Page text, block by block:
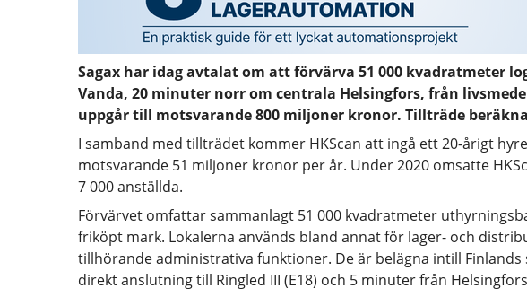
Sagax har idag avtalat om att förvärva 51 000 kvadratmeter
Vanda, 20 minuter norr om centrala Helsingfors, från
uppgår till motsvarande 800 miljoner kronor. Tillträde
I samband med tillträdet kommer HKScan att ingå ett 20-årigt
motsvarande 51 miljoner kronor per år. Under 2020 omsatte
7 000 anställda.
Förvärvet omfattar sammanlagt 51 000 kvadratmeter
friköpt mark. Lokalerna används bland annat för lager- och
tillhörande administrativa funktioner. De är belägna intill Finlands
direkt anslutning till Ringled III (E18) och 5 minuter från